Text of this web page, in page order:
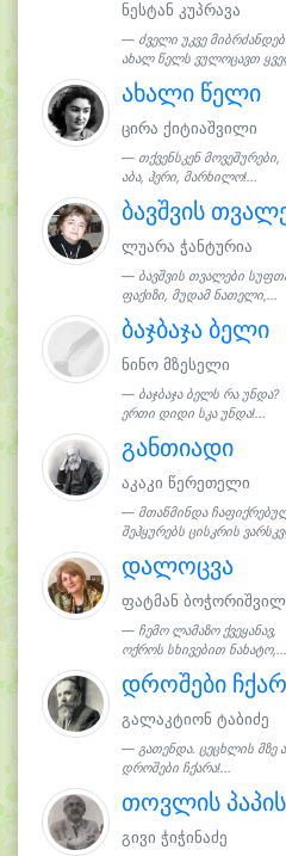
ნესტან კუპრავა
ძველი უკვე
ახალ წელს ვულოცავთ
ახალი წელი
ცირა ქიტიაშვილი
თქვენსკენ მოვეშურები,
აბა, ჰერი, მარხილო!...
ბავშვის
ლუარა ჭანტურია
ბავშვის თვალები
ფაქიზი, მუდამ ნათელი,...
ბაჯბაჯა ბელი
ნინო მზესელი
ბაჯბაჯა ბელს რა უნდა?
ერთი დიდი სკა უნდა!...
განთიადი
აკაკი წერეთელი
მთაწმინდა
შეჰყურებს ცისკრის
დალოცვა
ფატმან
ჩემო ლამაზო ქვეყანავ,
ოქროს სხივებით ნახატო,...
დროშები
გალაკტიონ ტაბიძე
გათენდა. ცეცხლის მზე
დროშები ჩქარა!...
თოვლის
გივი ჭიჭინაძე